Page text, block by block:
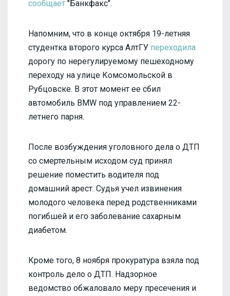
сообщает "Банкфакс".
Напомним, что в конце октября 19-летняя
студентка второго курса АлтГУ переходила
дорогу по нерегулируемому пешеходному
переходу на улице Комсомольской в
Рубцовске. В этот момент ее сбил
автомобиль BMW под управлением 22-
летнего парня.
После возбуждения уголовного дела о ДТП
со смертельным исходом суд принял
решение поместить водителя под
домашний арест. Судья учел извинения
молодого человека перед родственниками
погибшей и его заболевание сахарным
диабетом.
Кроме того, 8 ноября прокуратура взяла под
контроль дело о ДТП. Надзорное
ведомство обжаловало меру пресечения и